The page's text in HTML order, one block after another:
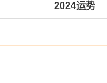
2024运势